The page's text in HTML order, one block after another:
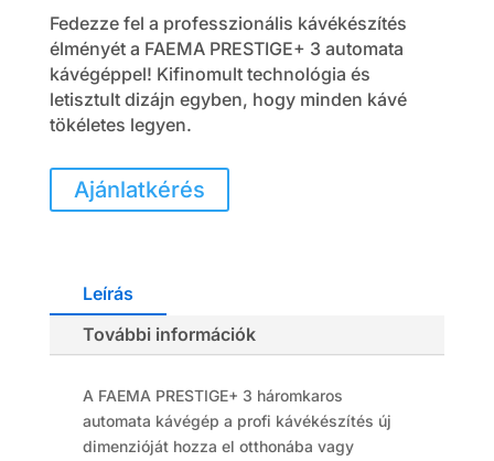
Fedezze fel a professzionális kávékészítés
élményét a FAEMA PRESTIGE+ 3 automata
kávégéppel! Kifinomult technológia és
letisztult dizájn egyben, hogy minden kávé
tökéletes legyen.
Ajánlatkérés
Leírás
További információk
A FAEMA PRESTIGE+ 3 háromkaros
automata kávégép a profi kávékészítés új
dimenzióját hozza el otthonába vagy